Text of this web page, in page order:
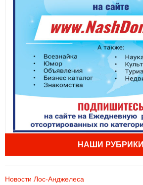
НАШИ РУБРИКИ
Новости Лос-Анджелеса